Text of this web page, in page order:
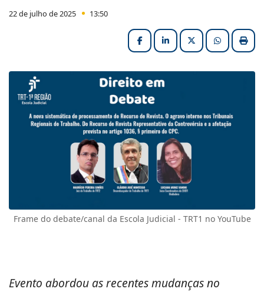
22 de julho de 2025 13:50
FacebookLinkedInX (formerly
Frame do debate/canal da Escola Judicial - TRT1 no YouTube
Evento abordou as recentes mudanças no